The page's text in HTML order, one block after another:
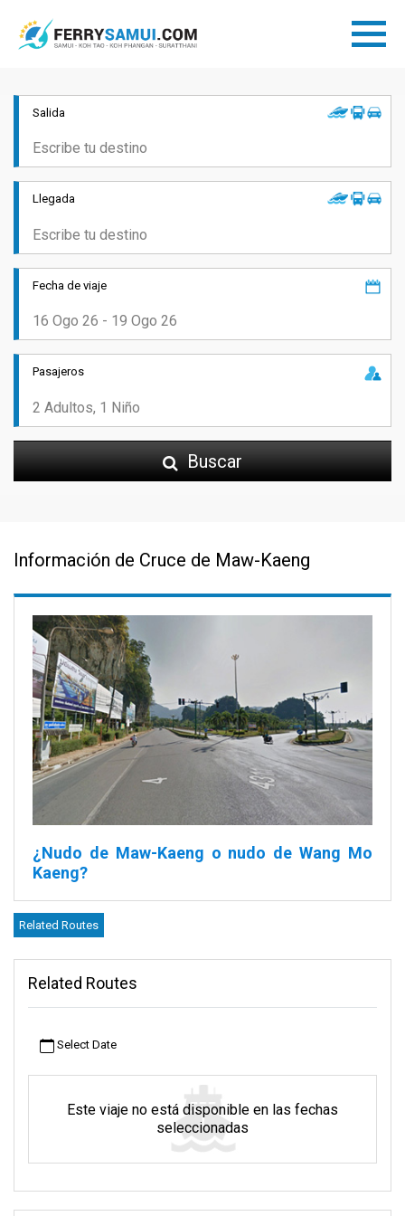
Salida
Llegada
Fecha de viaje
Pasajeros
Buscar
Información de Cruce de Maw-Kaeng
¿Nudo de Maw-Kaeng o nudo de Wang Mo
Kaeng?
Bienvenido a Maw-Kaeng Junction, su centro de transporte para
explorar la belleza de Tailandia. Esta bulliciosa parada de
ubicación es ideal. Está cerca del parque público Somdet Phra
Srinagarindra Park. Le espera una delicia de belleza natural y
Maw-Kaeng Junction, también conocido como Wang Mo Kaeng
Junction, es más que un simple punto de tránsito. Es un destino
en sí mismo. Enclavada en medio del sereno ambiente del
conoce como Thai Chang. Proporciona una escapada pacífica
con estanques serenos y tranquilos senderos para pasear.
Related Routes
Related Routes
Select Date
Este viaje no está disponible en las fechas
seleccionadas